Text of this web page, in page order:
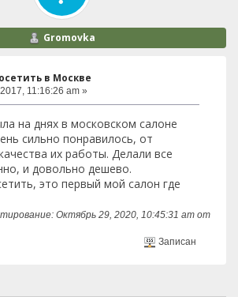
Gromovka
в Москве
11:16:26 am »
на днях в московском салоне
сильно понравилось, от
их работы. Делали все
и довольно дешево.
это первый мой салон где
Октябрь 29, 2020, 10:45:31 am от
Записан